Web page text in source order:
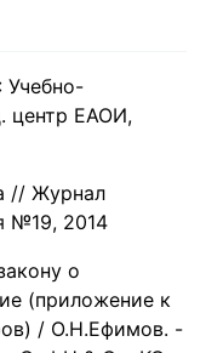
центр ЕАОИ,
// Журнал
№19, 2014
о
(приложение к
/ О.Н.Ефимов. -